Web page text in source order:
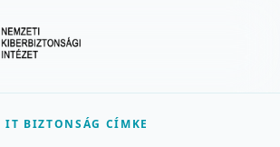
IT BIZTONSÁG CÍMKE